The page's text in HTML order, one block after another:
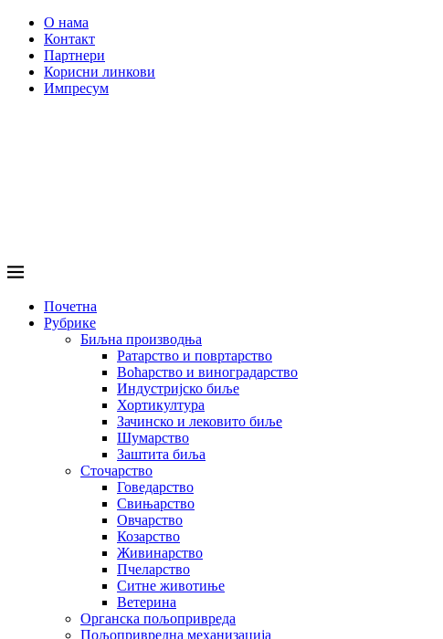
О нама
Контакт
Партнери
Корисни линкови
Импресум
Почетна
Рубрике
Биљна производња
Ратарство и повртарство
Воћарство и виноградарство
Индустријско биље
Хортикултура
Зачинско и лековито биље
Шумарство
Заштита биља
Сточарство
Говедарство
Свињарство
Овчарство
Козарство
Живинарство
Пчеларство
Ситне животиње
Ветерина
Органска пољопривреда
Пољопривредна механизација